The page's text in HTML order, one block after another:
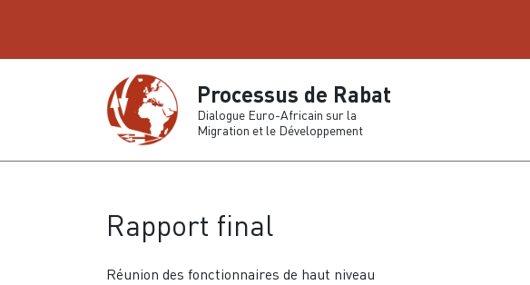
Processus de Rabat
Dialogue Euro-Africain sur la
Migration et le Développement
Rapport final
Réunion des fonctionnaires de haut niveau